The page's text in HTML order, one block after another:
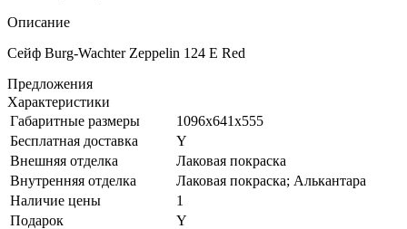
Описание
Сейф Burg-Wachter Zeppelin 124 E Red
Предложения
Характеристики
Габаритные размеры
1096x641x555
Бесплатная доставка
Y
Внешняя отделка
Лаковая покраска
Внутренняя отделка
Лаковая покраска; Алькантара
Наличие цены
1
Подарок
Y